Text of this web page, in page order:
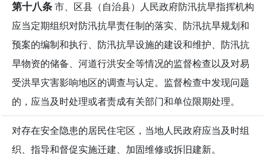
第十八条市、区县（自治县）人民政府防汛抗旱指挥机构
应当定期组织对防汛抗旱责任制的落实、防汛抗旱规划和
预案的编制和执行、防汛抗旱设施的建设和维护、防汛抗
旱物资的储备、河道行洪安全等情况的监督检查以及对易
受洪旱灾害影响地区的调查与认定。监督检查中发现问题
的，应当及时处理或者责成有关部门和单位限期处理。
对存在安全隐患的居民住宅区，当地人民政府应当及时组
织、指导和督促实施迁建、加固维修或拆旧建新。